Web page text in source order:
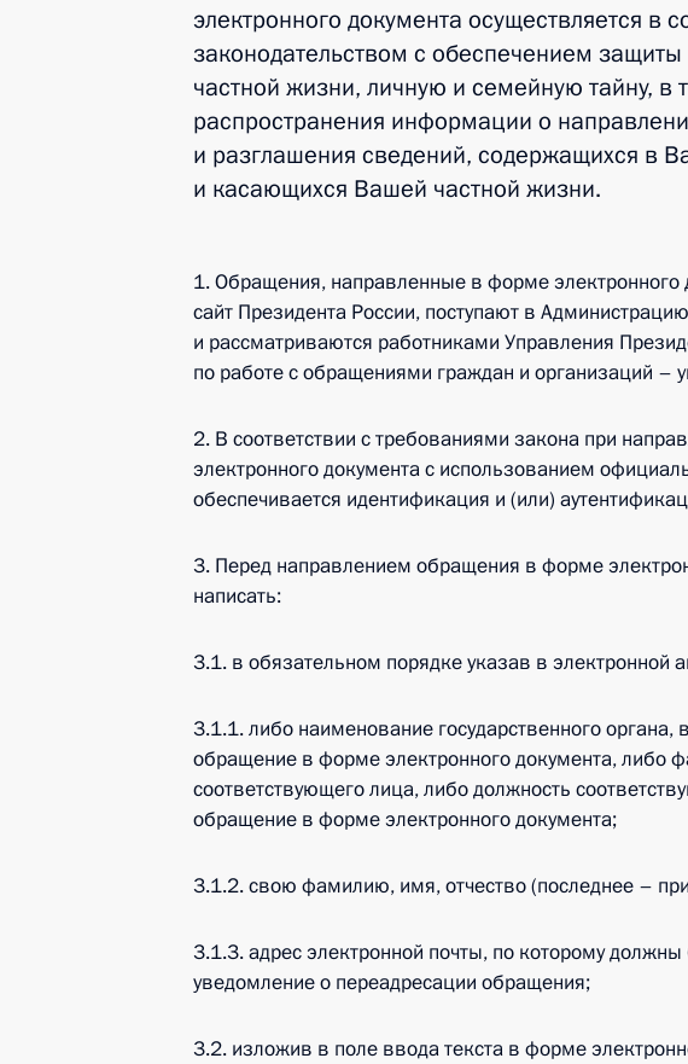
электронного документа осуществляется в
законодательством с обеспечением
частной жизни, личную и семейную тайну, в
распространения информации о
и разглашения сведений, содержащихся в
и касающихся Вашей частной жизни.
1. Обращения, направленные в форме
сайт Президента России, поступают в
и рассматриваются работниками Управления
по работе с обращениями граждан и организаций –
2. В соответствии с требованиями закона при
электронного документа с использованием
обеспечивается идентификация и (или)
3. Перед направлением обращения в форме
написать:
3.1. в обязательном порядке указав в электронной
3.1.1. либо наименование государственного
обращение в форме электронного документа, либо
соответствующего лица, либо должность
обращение в форме электронного документа;
3.1.2. свою фамилию, имя, отчество (последнее –
3.1.3. адрес электронной почты, по которому
уведомление о переадресации обращения;
3.2. изложив в поле ввода текста в форме